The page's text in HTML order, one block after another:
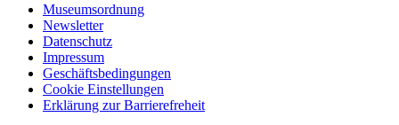
Museumsordnung
Newsletter
Datenschutz
Impressum
Geschäftsbedingungen
Cookie Einstellungen
Erklärung zur Barrierefreheit